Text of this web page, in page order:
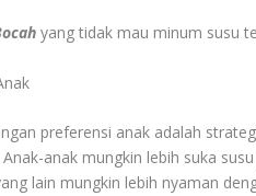
yang tidak mau minum susu
preferensi anak adalah
anak mungkin lebih suka
lain mungkin lebih nyaman